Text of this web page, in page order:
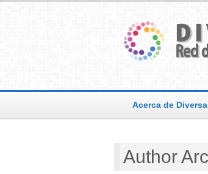
Acerca de Diversa
Author